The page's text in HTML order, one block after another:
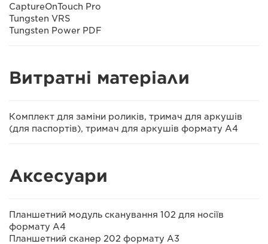
CaptureOnTouch Pro
Tungsten VRS
Tungsten Power PDF
Витратні матеріали
Комплект для заміни роликів, тримач для аркушів
(для паспортів), тримач для аркушів формату A4
Аксесуари
Планшетний модуль сканування 102 для носіїв
формату A4
Планшетний сканер 202 формату А3